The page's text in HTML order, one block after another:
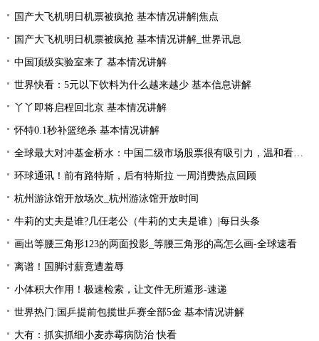
国产大飞机明日机票被疯抢 基本情况讲解|焦点
国产大飞机明日机票被疯抢 基本情况讲解_世界讯息
中国顶级实验室来了 基本情况讲解
世界快看：5元以下饮料为什么越来越少 基本信息讲解
丫丫即将启程回北京 基本情况讲解
怀特0.1秒补篮绝杀 基本情况讲解
全球最大对冲基金桥水：中国二级市场股票很有吸引力，温和看多中国资产|全球简讯
环球通讯！前有路特斯，后有特斯拉 一周消费热点回顾
杭州游泳馆开放场次_杭州游泳馆开放时间
牛莉的丈夫是谁?几仼老公（牛莉的丈夫是谁）|每日头条
画出等腰三角形123的两面投影_等腰三角形的高怎么画-全球速看
离谱！国脚讨薪竟遭羞辱
小体积大作用！极速检索，让文件无所遁形-速递
世界热门:国乒提前包揽世乒赛全部5金 基本情况讲解
大有：抓实抓细小麦赤霉病防治 快看